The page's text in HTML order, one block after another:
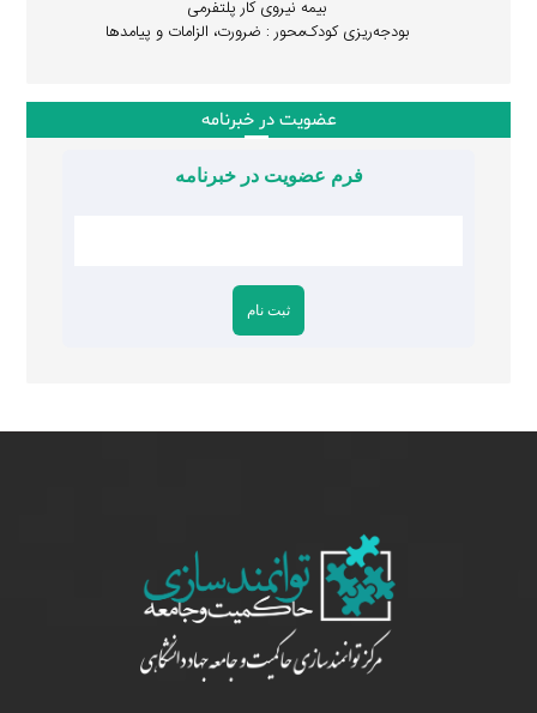
بیمه نیروی کار پلتفرمی
بودجه‌ریزی کودک‌محور : ضرورت، الزامات و پیامدها
عضویت در خبرنامه
فرم عضویت در خبرنامه